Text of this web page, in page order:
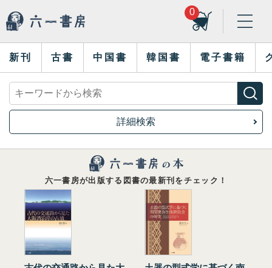
0
新刊 古書 中国書 韓国書 電子書籍
詳細検索
六一書房が出版する図書の最新刊をチェック！